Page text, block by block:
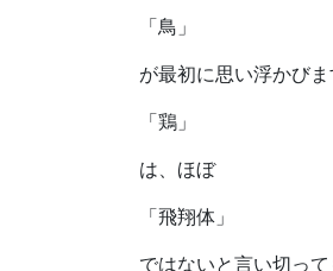
「鳥」
が最初に思い浮かび
「鶏」
は、ほぼ
「飛翔体」
ではないと言い切って